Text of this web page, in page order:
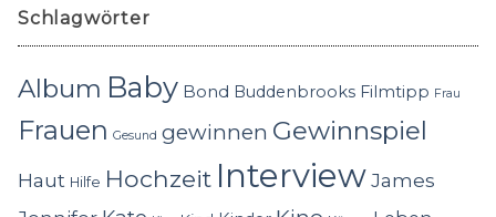
Schlagwörter
Album Baby Bond Buddenbrooks Filmtipp Frau
Frauen Gesund gewinnen Gewinnspiel
Haut Hilfe Hochzeit InterviewJames